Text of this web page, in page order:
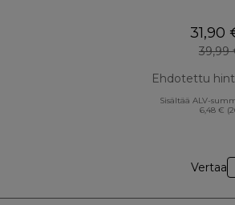
31,90
39,99
Ehdotettu
Sisältää ALV-
6,48 €
Vertaa